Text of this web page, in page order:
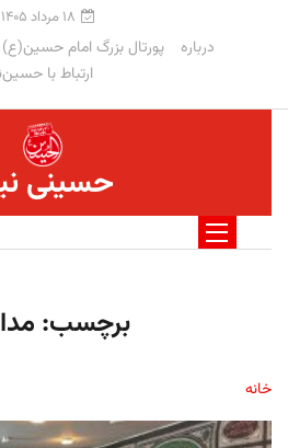
۱۸ مرداد ۱۴۰۵
درباره پورتال بزرگ امام حسین(ع)
ارتباط با
حسینی
برچسب:
خانه